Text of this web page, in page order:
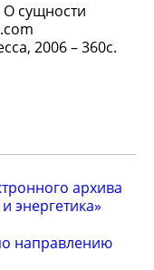
сущности
2006 – 360с.
архива
энергетика»
направлению